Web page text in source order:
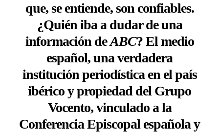
que, se entiende, son confiables.
¿Quién iba a dudar de una
información deABC? El medio
español, una verdadera
institución periodística en el país
ibérico y propiedad del Grupo
Vocento, vinculado a la
Conferencia Episcopal española y